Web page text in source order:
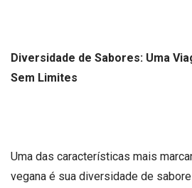
Diversidade de Sabores: Uma
Sem Limites
Uma das características mais
vegana é sua diversidade de